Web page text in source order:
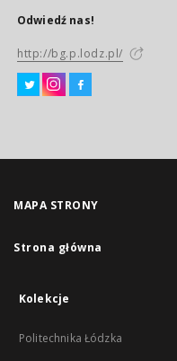
Odwiedź nas!
http://bg.p.lodz.pl/
MAPA STRONY
Strona główna
Kolekcje
Politechnika Łódzka